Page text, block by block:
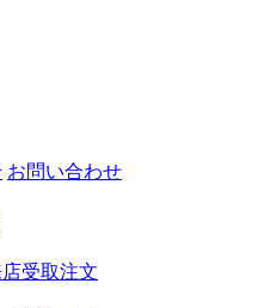
お問い合わせ
受取注文